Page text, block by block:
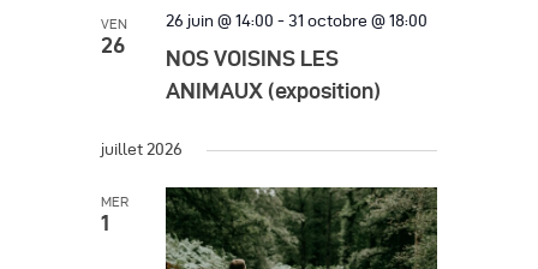
c
h
t
n
i
e
v
u
e
o
n
z
n
VEN
26
26 juin @ 14:00 - 31 octobre @ 18:00
NOS VOISINS LES
ANIMAUX (exposition)
juillet 2026
MER
1